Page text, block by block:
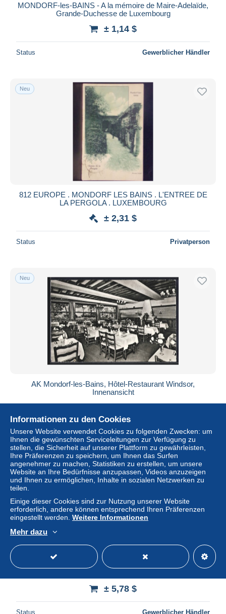
MONDORF-les-BAINS - A la mémoire de Maire-Adelaïde,
Grande-Duchesse de Luxembourg
± 1,14 $
Status Gewerblicher Händler
Neu
812 EUROPE . MONDORF LES BAINS . L'ENTREE DE
LA PERGOLA . LUXEMBOURG
± 2,31 $
Status Privatperson
Neu
AK Mondorf-les-Bains, Hôtel-Restaurant Windsor,
Innenansicht
Status Gewerblicher Händler
Neu
± 5,78 $
Status Gewerblicher Händler
Informationen zu den Cookies
Unsere Website verwendet Cookies zu folgenden Zwecken: um
Ihnen die gewünschten Serviceleitungen zur Verfügung zu
stellen, die Sicherheit auf unserer Plattform zu gewährleisten,
Ihre Präferenzen zu speichern, um Ihnen das Surfen
angenehmer zu machen, Statistiken zu erstellen, um unsere
Website an Ihre Bedürfnisse anzupassen, Videos anzuzeigen
und Ihnen zu ermöglichen, Inhalte in sozialen Netzwerken zu
teilen.
Einige dieser Cookies sind zur Nutzung unserer Website
erforderlich, andere können entsprechend Ihren Präferenzen
eingestellt werden. Weitere Informationen
Mehr dazu